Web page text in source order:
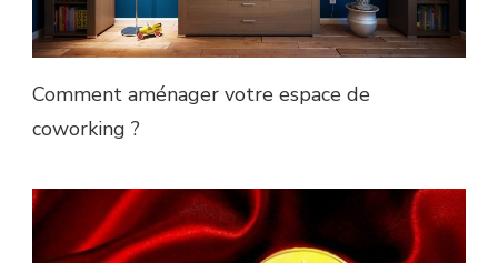
Comment aménager votre espace de
coworking ?